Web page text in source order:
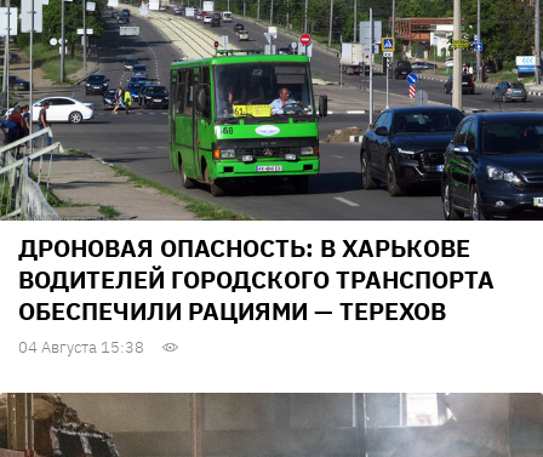
ДРОНОВАЯ ОПАСНОСТЬ: В ХАРЬКОВЕ
ВОДИТЕЛЕЙ ГОРОДСКОГО ТРАНСПОРТА
ОБЕСПЕЧИЛИ РАЦИЯМИ — ТЕРЕХОВ
04 Августа 15:38